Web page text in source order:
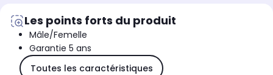
Les points forts du produit
Mâle/Femelle
Garantie 5 ans
Toutes les caractéristiques